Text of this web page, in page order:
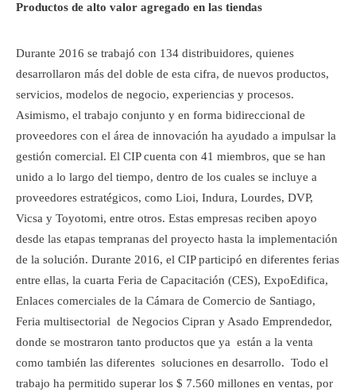
Productos de alto valor agregado en las tiendas
Durante 2016 se trabajó con 134 distribuidores, quienes
desarrollaron más del doble de esta cifra, de nuevos productos,
servicios, modelos de negocio, experiencias y procesos.
Asimismo, el trabajo conjunto y en forma bidireccional de
proveedores con el área de innovación ha ayudado a impulsar la
gestión comercial. El CIP cuenta con 41 miembros, que se han
unido a lo largo del tiempo, dentro de los cuales se incluye a
proveedores estratégicos, como Lioi, Indura, Lourdes, DVP,
Vicsa y Toyotomi, entre otros. Estas empresas reciben apoyo
desde las etapas tempranas del proyecto hasta la implementación
de la solución. Durante 2016, el CIP participó en diferentes ferias
entre ellas, la cuarta Feria de Capacitación (CES), ExpoEdifica,
Enlaces comerciales de la Cámara de Comercio de Santiago,
Feria multisectorial de Negocios Cipran y Asado Emprendedor,
donde se mostraron tanto productos que ya están a la venta
como también las diferentes soluciones en desarrollo. Todo el
trabajo ha permitido superar los $ 7.560 millones en ventas, por